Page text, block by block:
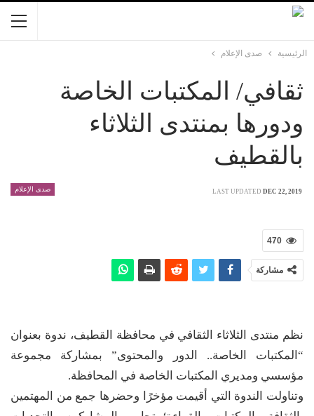
الرئيسية صدى الإعلام
ثقافي/ المكتبات الخاصة
ودورها بمنتدى الثلاثاء
بالقطيف
صدى الإعلام LAST UPDATED DEC 22, 2019
470
مشاركة
نظم منتدى الثلاثاء الثقافي في محافظة القطيف، ندوة بعنوان
“المكتبات الخاصة.. الدور والمحتوى” بمشاركة مجموعة
مؤسسي ومديري المكتبات الخاصة في المحافظة.
وتناولت الندوة التي أقيمت مؤخرًا وحضرها جمع من المهتمين